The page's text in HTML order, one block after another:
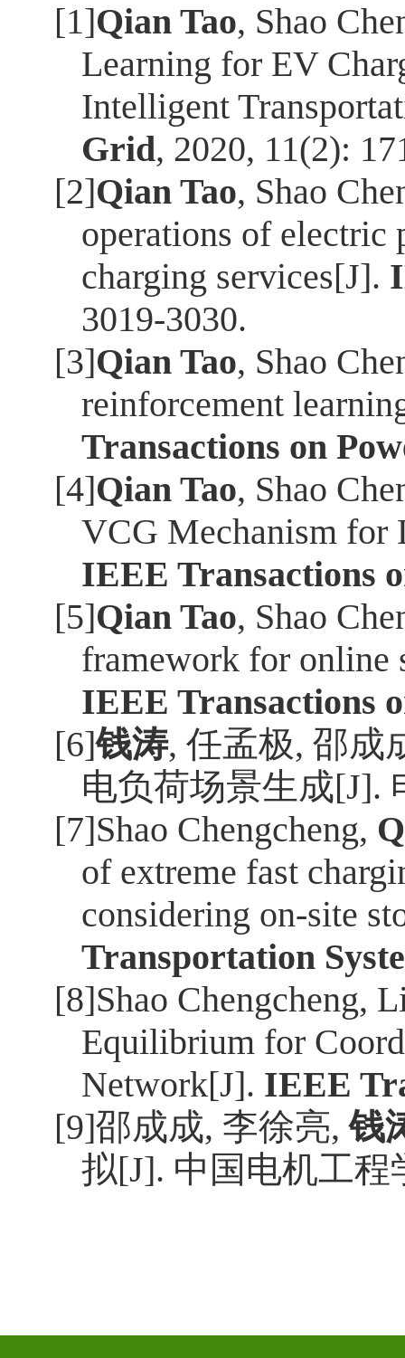
[1]Qian Tao, Shao
Learning for EV
Intelligent
Grid, 2020, 11(2):
[2]Qian Tao, Shao
operations of electric
charging services[J].
3019-3030.
[3]Qian Tao, Shao
reinforcement
Transactions on
[4]Qian Tao, Shao
VCG Mechanism for
IEEE Transactions
[5]Qian Tao, Shao
framework for online
IEEE Transactions
[6]钱涛, 任孟极, 邵成
电负荷场景生成[J].
[7]Shao Chengcheng,
of extreme fast
considering on-site
Transportation
[8]Shao Chengcheng,
Equilibrium for
Network[J]. IEEE
[9]邵成成, 李徐亮,钱
拟[J]. 中国电机工程